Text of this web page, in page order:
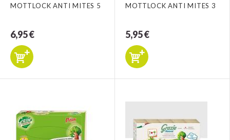
MOTTLOCK ANTI MITES 5
6,95 €
MOTTLOCK ANTI MITES 3
5,95 €